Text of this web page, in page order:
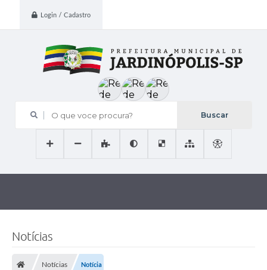
Login / Cadastro
O que voce procura?
Notícias
Notícias Notícia